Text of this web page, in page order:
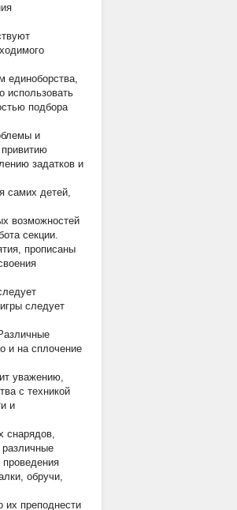
единоборства,
использовать
подбора
и
задатков и
самих детей,
возможностей
секции.
прописаны
следует
и на сплочение
уважению,
с техникой
и
снарядов,
обручи,
их преподнести